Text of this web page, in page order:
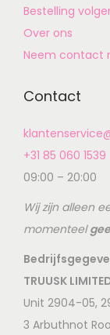
Bestelling
Over ons
Neem contact
Contact
+31 85 060 1539
09:00 – 20:00
Wij zijn alleen
momenteel
TRUUSK
Unit 2904-05,
3 Arbuthnot